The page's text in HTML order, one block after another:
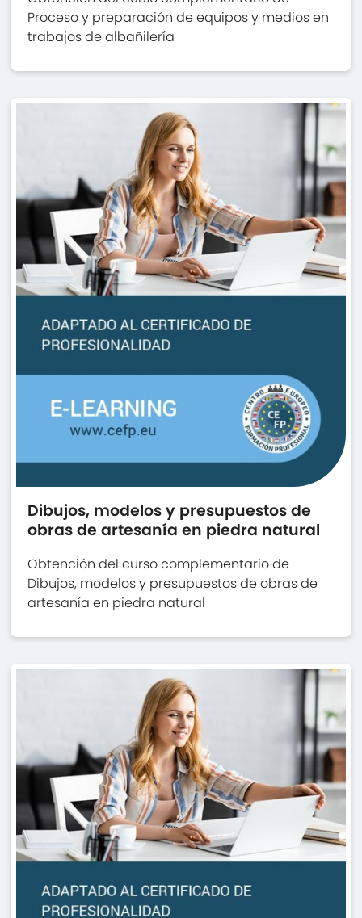
Proceso y preparación de equipos y medios en
trabajos de albañilería
Dibujos, modelos y presupuestos de
obras de artesanía en piedra natural
Obtención del curso complementario de
Dibujos, modelos y presupuestos de obras de
artesanía en piedra natural